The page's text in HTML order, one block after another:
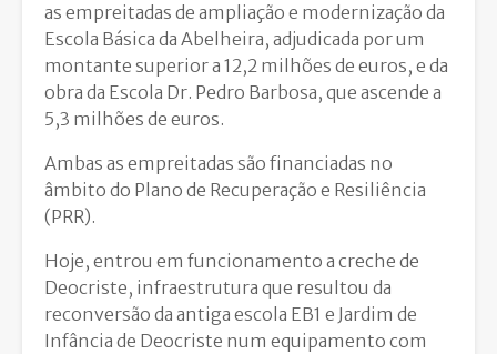
as empreitadas de ampliação e modernização da
Escola Básica da Abelheira, adjudicada por um
montante superior a 12,2 milhões de euros, e da
obra da Escola Dr. Pedro Barbosa, que ascende a
5,3 milhões de euros.
Ambas as empreitadas são financiadas no
âmbito do Plano de Recuperação e Resiliência
(PRR).
Hoje, entrou em funcionamento a creche de
Deocriste, infraestrutura que resultou da
reconversão da antiga escola EB1 e Jardim de
Infância de Deocriste num equipamento com